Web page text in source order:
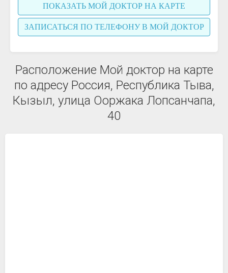
ПОКАЗАТЬ МОЙ ДОКТОР НА КАРТЕ
ЗАПИСАТЬСЯ ПО ТЕЛЕФОНУ В МОЙ ДОКТОР
Расположение Мой доктор на карте
по адресу Россия, Республика Тыва,
Кызыл, улица Ооржака Лопсанчапа,
40